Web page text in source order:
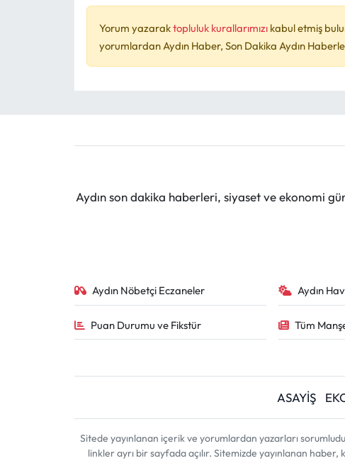
Yorum yazaraktopluluk kurallarımızı kabul etmiş
yorumlardan Aydın Haber, Son Dakika Aydın
Aydın son dakika haberleri, siyaset ve ekonomi
Aydın Nöbetçi Eczaneler Aydın
Puan Durumu ve Fikstür Tüm
ASAYİŞ
Sitede yayınlanan içerik ve yorumlardan yazarları
linkler ayrı bir sayfada açılır. Sitemizde yayınlanan